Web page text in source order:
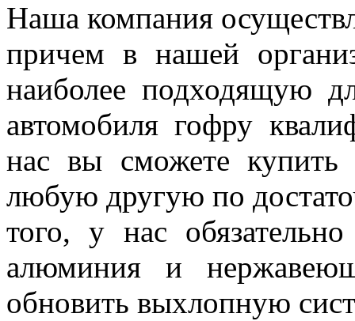
Наша компания
причем в нашей
наиболее подходящую
автомобиля гофру
нас вы сможете
любую другую по
того, у нас
алюминия и
обновить выхлопную